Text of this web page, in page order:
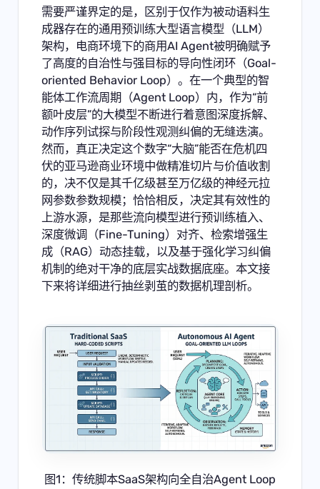
需要严谨界定的是，区别于仅作为被动语料生
成器存在的通用预训练大型语言模型（LLM）
架构，电商环境下的商用AI Agent被明确赋予
了高度的自治性与强目标的导向性闭环（Goal-
oriented Behavior Loop）。在一个典型的智
能体工作流周期（Agent Loop）内，作为“前
额叶皮层”的大模型不断进行着意图深度拆解、
动作序列试探与阶段性观测纠偏的无缝迭演。
然而，真正决定这个数字“大脑”能否在危机四
伏的亚马逊商业环境中做精准切片与价值收割
的，决不仅是其千亿级甚至万亿级的神经元拉
网参数参数规模；恰恰相反，决定其有效性的
上游水源，是那些流向模型进行预训练植入、
深度微调（Fine-Tuning）对齐、检索增强生
成（RAG）动态挂载，以及基于强化学习纠偏
机制的绝对干净的底层实战数据底座。本文接
下来将详细进行抽丝剥茧的数据机理剖析。
图1：传统脚本SaaS架构向全自治Agent Loop